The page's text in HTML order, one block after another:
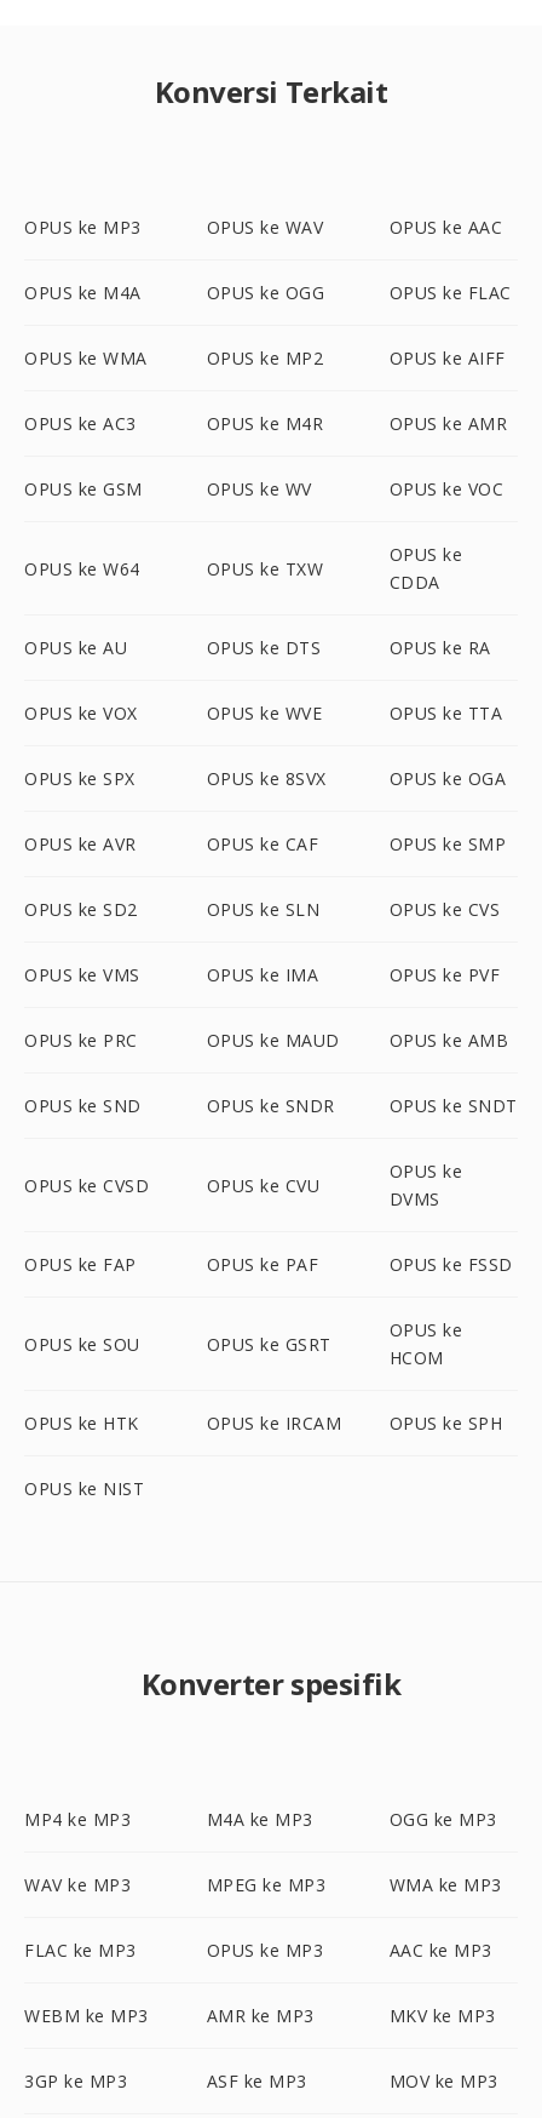
Konversi Terkait
OPUS ke MP3 OPUS ke WAV OPUS ke AAC
OPUS ke M4A OPUS ke OGG OPUS ke FLAC
OPUS ke WMA OPUS ke MP2 OPUS ke AIFF
OPUS ke AC3 OPUS ke M4R OPUS ke AMR
OPUS ke GSM OPUS ke WV OPUS ke VOC
OPUS ke W64 OPUS ke TXW
OPUS ke
CDDA
OPUS ke AU OPUS ke DTS OPUS ke RA
OPUS ke VOX OPUS ke WVE OPUS ke TTA
OPUS ke SPX OPUS ke 8SVX OPUS ke OGA
OPUS ke AVR OPUS ke CAF OPUS ke SMP
OPUS ke SD2 OPUS ke SLN OPUS ke CVS
OPUS ke VMS OPUS ke IMA OPUS ke PVF
OPUS ke PRC OPUS ke MAUD OPUS ke AMB
OPUS ke SND OPUS ke SNDR OPUS ke SNDT
OPUS ke CVSD OPUS ke CVU
OPUS ke
DVMS
OPUS ke FAP OPUS ke PAF OPUS ke FSSD
OPUS ke SOU OPUS ke GSRT
OPUS ke
HCOM
OPUS ke HTK OPUS ke IRCAM OPUS ke SPH
OPUS ke NIST
Konverter spesifik
MP4 ke MP3 M4A ke MP3 OGG ke MP3
WAV ke MP3 MPEG ke MP3 WMA ke MP3
FLAC ke MP3 OPUS ke MP3 AAC ke MP3
WEBM ke MP3 AMR ke MP3 MKV ke MP3
3GP ke MP3 ASF ke MP3 MOV ke MP3